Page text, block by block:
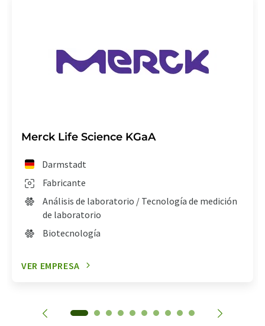
Merck Life Science KGaA
Fabricante
Darmstadt
Análisis de laboratorio / Tecnología de medición
de laboratorio
Biotecnología
VER EMPRESA